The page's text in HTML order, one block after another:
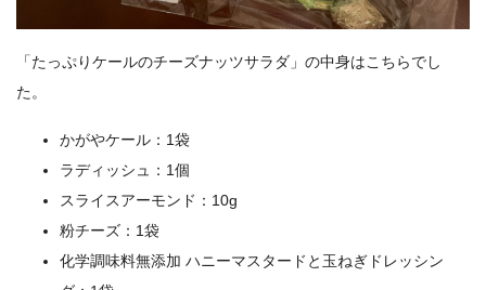
「たっぷりケールのチーズナッツサラダ」の中身はこちらでし
た。
かがやケール：1袋
ラディッシュ：1個
スライスアーモンド：10g
粉チーズ：1袋
化学調味料無添加 ハニーマスタードと玉ねぎドレッシン